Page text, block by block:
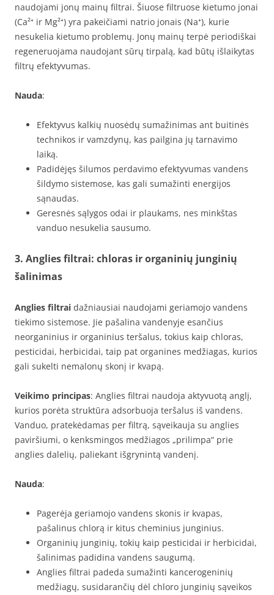
naudojami jonų mainų filtrai. Šiuose filtruose kietumo jonai
(Ca²⁺ ir Mg²⁺) yra pakeičiami natrio jonais (Na⁺), kurie
nesukelia kietumo problemų. Jonų mainų terpė periodiškai
regeneruojama naudojant sūrų tirpalą, kad būtų išlaikytas
filtrų efektyvumas.
Nauda:
Efektyvus kalkių nuosėdų sumažinimas ant buitinės
technikos ir vamzdynų, kas pailgina jų tarnavimo
laiką.
Padidėjęs šilumos perdavimo efektyvumas vandens
šildymo sistemose, kas gali sumažinti energijos
sąnaudas.
Geresnės sąlygos odai ir plaukams, nes minkštas
vanduo nesukelia sausumo.
3. Anglies filtrai: chloras ir organinių junginių
šalinimas
Anglies filtrai dažniausiai naudojami geriamojo vandens
tiekimo sistemose. Jie pašalina vandenyje esančius
neorganinius ir organinius teršalus, tokius kaip chloras,
pesticidai, herbicidai, taip pat organines medžiagas, kurios
gali sukelti nemalonų skonį ir kvapą.
Veikimo principas: Anglies filtrai naudoja aktyvuotą anglį,
kurios porėta struktūra adsorbuoja teršalus iš vandens.
Vanduo, pratekėdamas per filtrą, sąveikauja su anglies
paviršiumi, o kenksmingos medžiagos „prilimpa“ prie
anglies dalelių, paliekant išgrynintą vandenį.
Nauda:
Pagerėja geriamojo vandens skonis ir kvapas,
pašalinus chlorą ir kitus cheminius junginius.
Organinių junginių, tokių kaip pesticidai ir herbicidai,
šalinimas padidina vandens saugumą.
Anglies filtrai padeda sumažinti kancerogeninių
medžiagų, susidarančių dėl chloro junginių sąveikos